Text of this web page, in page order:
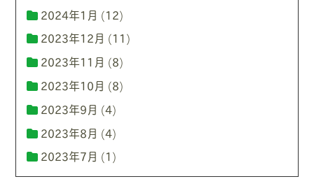
2024年1月 (12)
2023年12月 (11)
2023年11月 (8)
2023年10月 (8)
2023年9月 (4)
2023年8月 (4)
2023年7月 (1)